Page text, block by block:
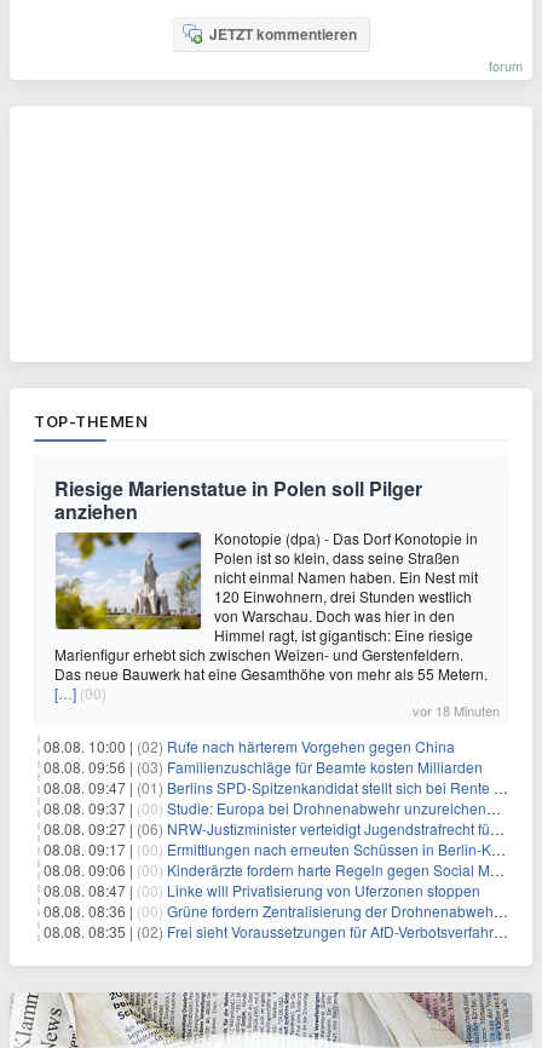
JETZT kommentieren
forum
TOP-THEMEN
Riesige Marienstatue in Polen soll Pilger
anziehen
Konotopie (dpa) - Das Dorf Konotopie in
Polen ist so klein, dass seine Straßen
nicht einmal Namen haben. Ein Nest mit
120 Einwohnern, drei Stunden westlich
von Warschau. Doch was hier in den
Himmel ragt, ist gigantisch: Eine riesige
Marienfigur erhebt sich zwischen Weizen- und Gerstenfeldern.
Das neue Bauwerk hat eine Gesamthöhe von mehr als 55 Metern.
[…] (00)
vor 18 Minuten
08.08. 10:00 | (02) Rufe nach härterem Vorgehen gegen China
08.08. 09:56 | (03) Familienzuschläge für Beamte kosten Milliarden
08.08. 09:47 | (01) Berlins SPD-Spitzenkandidat stellt sich bei Rente mit 63 quer
08.08. 09:37 | (00) Studie: Europa bei Drohnenabwehr unzureichend vorbereitet
08.08. 09:27 | (06) NRW-Justizminister verteidigt Jugendstrafrecht für Heranwachsende
08.08. 09:17 | (00) Ermittlungen nach erneuten Schüssen in Berlin-Kreuzberg dauern an
08.08. 09:06 | (00) Kinderärzte fordern harte Regeln gegen Social Media
08.08. 08:47 | (00) Linke will Privatisierung von Uferzonen stoppen
08.08. 08:36 | (00) Grüne fordern Zentralisierung der Drohnenabwehr bei Bundespolizei
08.08. 08:35 | (02) Frei sieht Voraussetzungen für AfD-Verbotsverfahren nicht gegeben